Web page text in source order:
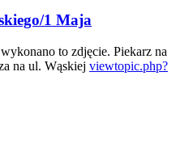
1 Maja
to zdjęcie. Piekarz na
na ul. Wąskiej viewtopic.php?